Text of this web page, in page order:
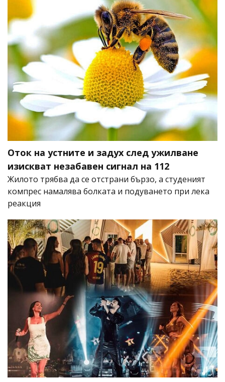
Оток на устните и задух след ужилване
изискват незабавен сигнал на 112
Жилото трябва да се отстрани бързо, а студеният
компрес намалява болката и подуването при лека
реакция